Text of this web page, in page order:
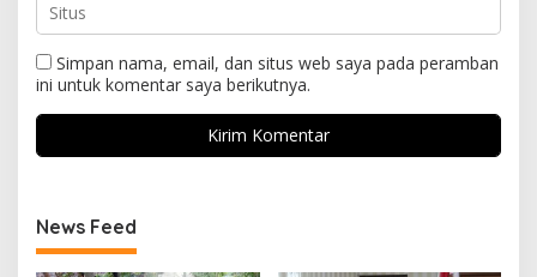
Simpan nama, email, dan situs web saya pada peramban
ini untuk komentar saya berikutnya.
News Feed